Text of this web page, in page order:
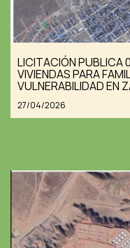
LICITACIÓN PUBLICA
VIVIENDAS PARA
VULNERABILIDAD EN
27/04/2026